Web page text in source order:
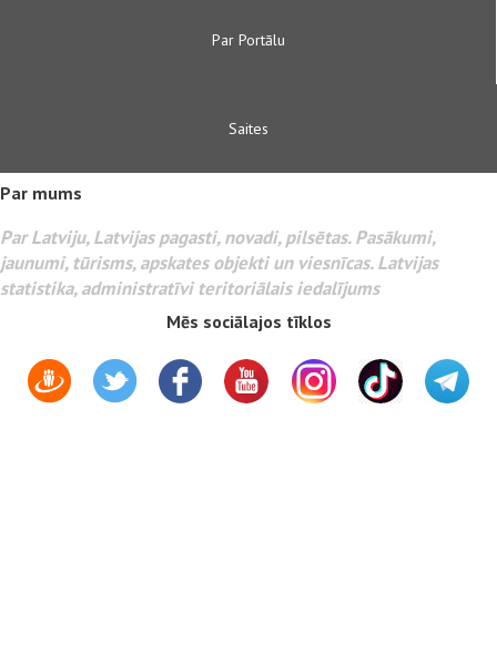
Par Portālu
Saites
Par mums
Par Latviju, Latvijas pagasti, novadi, pilsētas. Pasākumi,
jaunumi, tūrisms, apskates objekti un viesnīcas. Latvijas
statistika, administratīvi teritoriālais iedalījums
Mēs sociālajos tīklos